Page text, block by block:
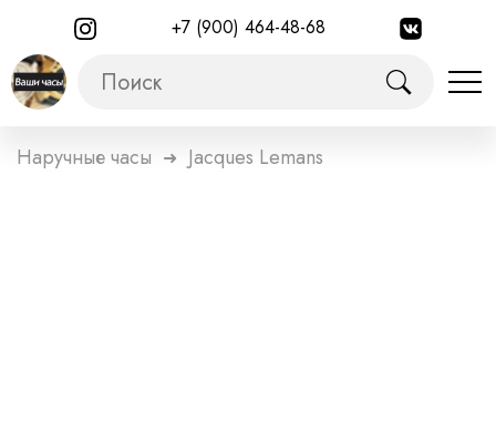
+7 (900) 464-48-68
Наручные часы ➜ Jacques Lemans